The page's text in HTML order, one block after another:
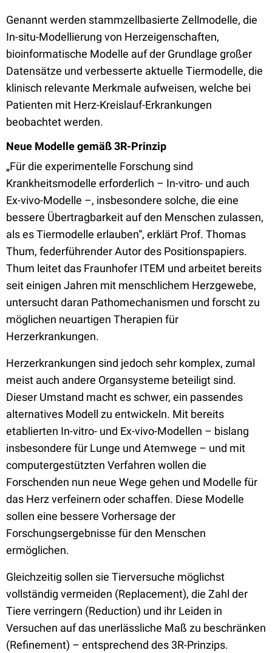
Genannt werden stammzellbasierte Zellmodelle, die
In-situ-Modellierung von Herzeigenschaften,
bioinformatische Modelle auf der Grundlage großer
Datensätze und verbesserte aktuelle Tiermodelle, die
klinisch relevante Merkmale aufweisen, welche bei
Patienten mit Herz-Kreislauf-Erkrankungen
beobachtet werden.
Neue Modelle gemäß 3R-Prinzip
„Für die experimentelle Forschung sind
Krankheitsmodelle erforderlich – In-vitro- und auch
Ex-vivo-Modelle –, insbesondere solche, die eine
bessere Übertragbarkeit auf den Menschen zulassen,
als es Tiermodelle erlauben“, erklärt Prof. Thomas
Thum, federführender Autor des Positionspapiers.
Thum leitet das Fraunhofer ITEM und arbeitet bereits
seit einigen Jahren mit menschlichem Herzgewebe,
untersucht daran Pathomechanismen und forscht zu
möglichen neuartigen Therapien für
Herzerkrankungen.
Herzerkrankungen sind jedoch sehr komplex, zumal
meist auch andere Organsysteme beteiligt sind.
Dieser Umstand macht es schwer, ein passendes
alternatives Modell zu entwickeln. Mit bereits
etablierten In-vitro- und Ex-vivo-Modellen – bislang
insbesondere für Lunge und Atemwege – und mit
computergestützten Verfahren wollen die
Forschenden nun neue Wege gehen und Modelle für
das Herz verfeinern oder schaffen. Diese Modelle
sollen eine bessere Vorhersage der
Forschungsergebnisse für den Menschen
ermöglichen.
Gleichzeitig sollen sie Tierversuche möglichst
vollständig vermeiden (Replacement), die Zahl der
Tiere verringern (Reduction) und ihr Leiden in
Versuchen auf das unerlässliche Maß zu beschränken
(Refinement) – entsprechend des 3R-Prinzips.